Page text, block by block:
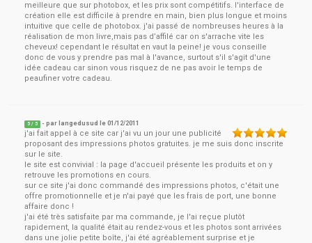
meilleure que sur photobox, et les prix sont compétitifs. l'interface de
création elle est difficile à prendre en main, bien plus longue et moins
intuitive que celle de photobox. j'ai passé de nombreuses heures à la
réalisation de mon livre,mais pas d’affilé car on s'arrache vite les
cheveux! cependant le résultat en vaut la peine! je vous conseille
donc de vous y prendre pas mal à l'avance, surtout s'il s'agit d'une
idée cadeau car sinon vous risquez de ne pas avoir le temps de
peaufiner votre cadeau.
5 / 5 - par langedusud le01/12/2011
j'ai fait appel à ce site car j'ai vu un jour une publicité
proposant des impressions photos gratuites. je me suis donc inscrite
sur le site.
le site est convivial : la page d'accueil présente les produits et on y
retrouve les promotions en cours.
sur ce site j'ai donc commandé des impressions photos, c'était une
offre promotionnelle et je n'ai payé que les frais de port, une bonne
affaire donc !
j'ai été très satisfaite par ma commande, je l'ai reçue plutôt
rapidement, la qualité était au rendez-vous et les photos sont arrivées
dans une jolie petite boîte, j'ai été agréablement surprise et je